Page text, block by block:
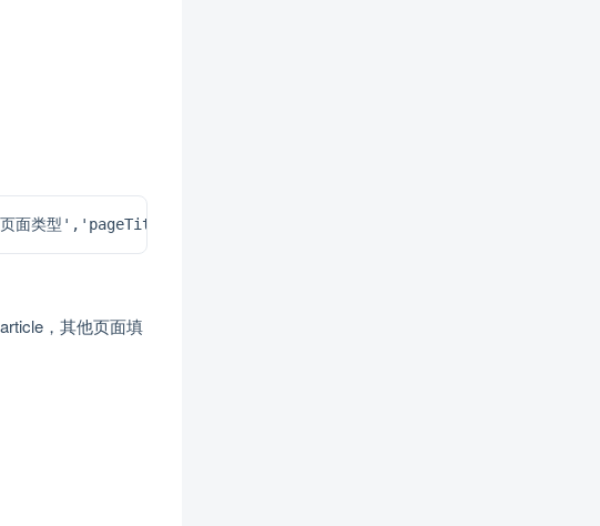
类型','pageTitle'=>'文章标题','pageId'=>'文章ID'])
，其他页面填